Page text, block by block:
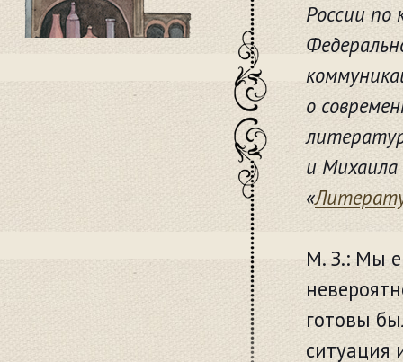
России по
о
и Михаила
«
М. З.: Мы
готовы
ситуация